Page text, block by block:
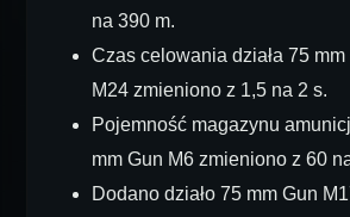
na 390 m.
Czas celowania działa 75
M24 zmieniono z 1,5 na 2 s.
Pojemność magazynu
mm Gun M6 zmieniono z 60
Dodano działo 75 mm Gun